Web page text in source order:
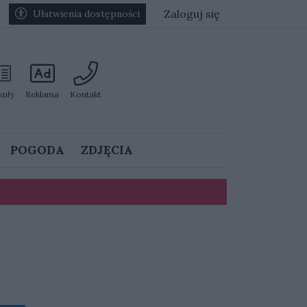
Ułatwienia dostępności Zaloguj się
Reklama Kontakt
POGODA ZDJĘCIA